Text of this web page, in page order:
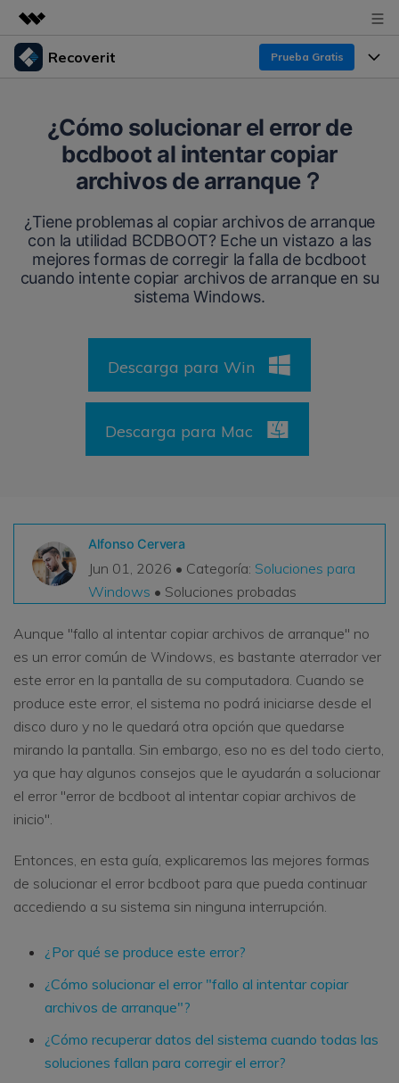
Productos destacados
Utilidades
Empresas
Resumen
Sala de prensa
Tienda
Recoverit Prueba Gratis
Recoverit para Windows
Líder en recuperación para Windows
Pruébalo Gratis
Repairit - Reparar Datos
UBackit - Respaldar Datos
Funciones
Recuperar Medios Borrados
Soluciones de Recuperación Exclusivas Nuevo
Escenarios de Pérdida de Datos
Recursos
Por qué Recoverit
Temas Destacados
DESCARGAR Sign In
¿Cómo solucionar el error de
bcdboot al intentar copiar
archivos de arranque？
¿Tiene problemas al copiar archivos de arranque
con la utilidad BCDBOOT? Eche un vistazo a las
mejores formas de corregir la falla de bcdboot
cuando intente copiar archivos de arranque en su
sistema Windows.
Descarga para Win
Descarga para Mac
Alfonso Cervera
Jun 01, 2026 • Categoría: Soluciones para
Windows • Soluciones probadas
Aunque "fallo al intentar copiar archivos de arranque" no
es un error común de Windows, es bastante aterrador ver
este error en la pantalla de su computadora. Cuando se
produce este error, el sistema no podrá iniciarse desde el
disco duro y no le quedará otra opción que quedarse
mirando la pantalla. Sin embargo, eso no es del todo cierto,
ya que hay algunos consejos que le ayudarán a solucionar
el error "error de bcdboot al intentar copiar archivos de
inicio".
Entonces, en esta guía, explicaremos las mejores formas
de solucionar el error bcdboot para que pueda continuar
accediendo a su sistema sin ninguna interrupción.
¿Por qué se produce este error?
¿Cómo solucionar el error "fallo al intentar copiar
archivos de arranque"?
¿Cómo recuperar datos del sistema cuando todas las
soluciones fallan para corregir el error?